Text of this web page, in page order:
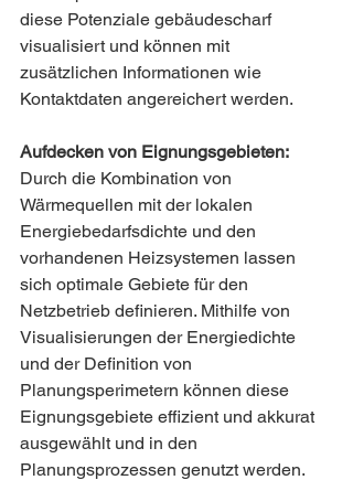
diese Potenziale gebäudescharf
visualisiert und können mit
zusätzlichen Informationen wie
Kontaktdaten angereichert werden.
Aufdecken von Eignungsgebieten:
Durch die Kombination von
Wärmequellen mit der lokalen
Energiebedarfsdichte und den
vorhandenen Heizsystemen lassen
sich optimale Gebiete für den
Netzbetrieb definieren. Mithilfe von
Visualisierungen der Energiedichte
und der Definition von
Planungsperimetern können diese
Eignungsgebiete effizient und akkurat
ausgewählt und in den
Planungsprozessen genutzt werden.